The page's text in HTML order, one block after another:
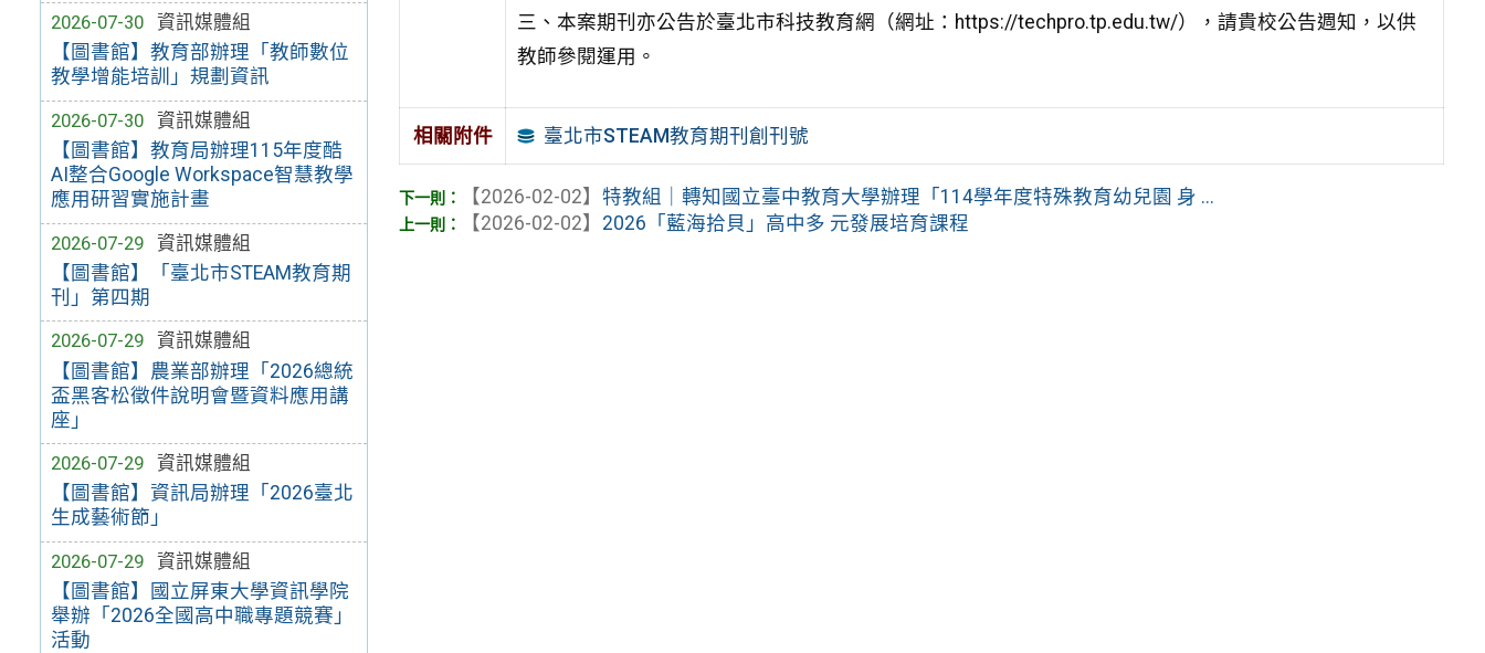
2026-07-30
資訊媒體組
【圖書館】教育部辦理「教師數位
教學增能培訓」規劃資訊
2026-07-30
資訊媒體組
【圖書館】教育局辦理115年度酷
AI整合Google Workspace智慧教學
應用研習實施計畫
2026-07-29
資訊媒體組
【圖書館】「臺北市STEAM教育期
刊」第四期
2026-07-29
資訊媒體組
【圖書館】農業部辦理「2026總統
盃黑客松徵件說明會暨資料應用講
座」
2026-07-29
資訊媒體組
【圖書館】資訊局辦理「2026臺北
生成藝術節」
2026-07-29
資訊媒體組
【圖書館】國立屏東大學資訊學院
舉辦「2026全國高中職專題競賽」
活動
三、本案期刊亦公告於臺北市科技教育網（網址：https://techpro.tp.edu.tw/），請貴校公告週知，以供
教師參閱運用。
相關附件 臺北市STEAM教育期刊創刊號
【2026-02-02】特教組｜轉知國立臺中教育大學辦理「114學年度特殊教育幼兒園 身 ...
【2026-02-02】 2026「藍海拾貝」高中多 元發展培育課程